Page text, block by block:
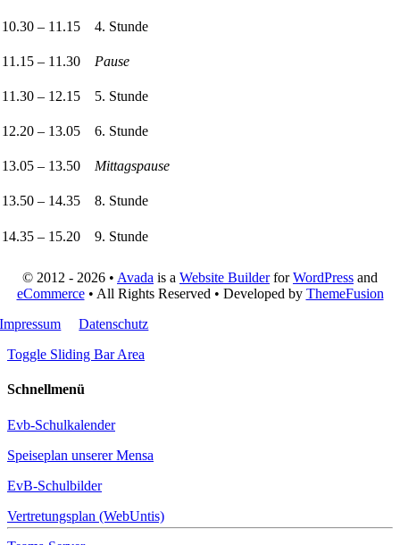
10.30 – 11.15 4. Stunde
11.15 – 11.30 Pause
11.30 – 12.15 5. Stunde
12.20 – 13.05 6. Stunde
13.05 – 13.50 Mittagspause
13.50 – 14.35 8. Stunde
14.35 – 15.20 9. Stunde
© 2012 - 2026 • Avada is a Website BuilderforWordPress and
eCommerce• All Rights Reserved • Developed by ThemeFusion
Impressum
Datenschutz
Toggle Sliding Bar Area
Schnellmenü
Evb-Schulkalender
Speiseplan unserer Mensa
EvB-Schulbilder
Vertretungsplan (WebUntis)